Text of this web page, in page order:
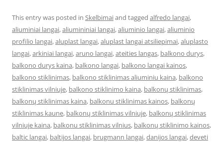
This entry was posted in Skelbimaiand tagged alfredo langai,
aliuminiai langai,aliumininiai langai,aliuminio langai,aliuminio
profilio langai,aluplast langai,aluplast langai atsiliepimai,aluplasto
langai,arkiniai langai,aruno langai,ateities langas, balkono durys,
balkono durys kaina, balkono langai, balkono langai kainos,
balkono stiklinimas, balkono stiklinimas aliuminiu kaina, balkono
stiklinimas vilniuje, balkono stiklinimo kaina, balkonų stiklinimas,
balkonų stiklinimas kaina, balkonu stiklinimas kainos, balkonų
stiklinimas kaune, balkonų stiklinimas vilniuje, balkonų stiklinimas
vilniuje kaina, balkonu stiklinimas vilnius, balkonų stiklinimo kainos,
baltic langai, baltijos langai, brugmann langai,danijos langai,deveti